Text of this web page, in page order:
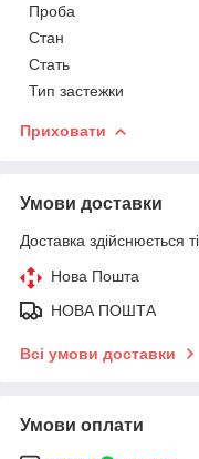
Проба
Стан
Стать
Тип застежки
Приховати
Умови доставки
Доставка здійснюється
Нова Пошта
НОВА ПОШТА
Всі умови доставки
Умови оплати